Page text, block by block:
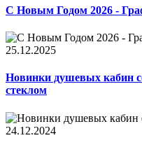
С Новым Годом 2026 -
25.12.2025
Новинки душевых кабин
стеклом
24.12.2024